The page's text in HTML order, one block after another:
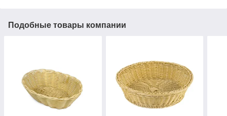
Подобные товары компании